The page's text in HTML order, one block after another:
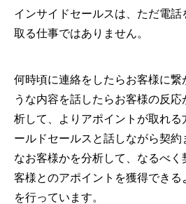
インサイドセールスは、ただ電
取る仕事ではありません。
何時頃に連絡をしたらお客様に繋
うな内容を話したらお客様の反
析して、よりアポイントが取れる
ールドセールスと話しながら契
なお客様かを分析して、なるべ
客様とのアポイントを獲得でき
を行っています。